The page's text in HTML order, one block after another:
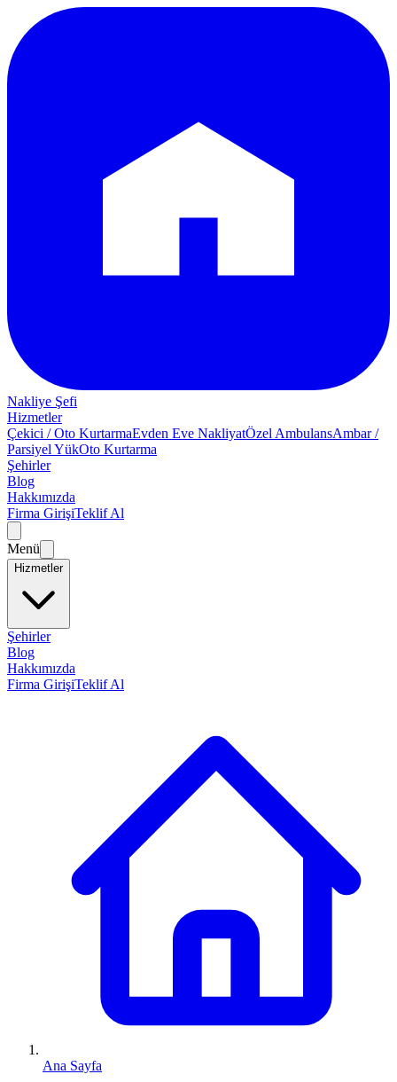
Nakliye Şefi
Hizmetler
Çekici / Oto KurtarmaEvden Eve NakliyatÖzel AmbulansAmbar /
Parsiyel YükOto Kurtarma
Şehirler
Blog
Hakkımızda
Firma GirişiTeklif Al
Menü
Hizmetler
Şehirler
Blog
Hakkımızda
Firma GirişiTeklif Al
Ana Sayfa